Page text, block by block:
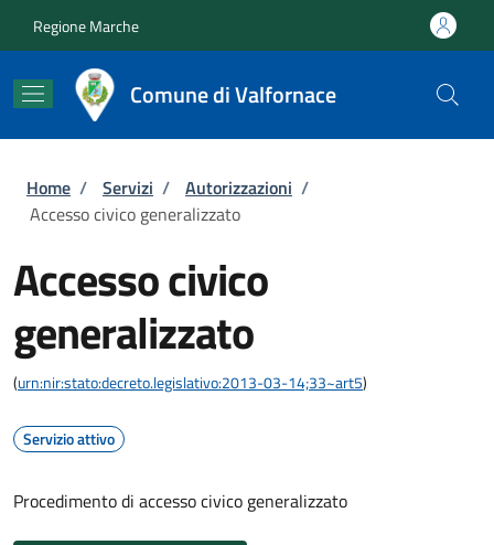
Regione Marche
Comune di Valfornace
Briciole di pane
Home / Servizi / Autorizzazioni /
Accesso civico generalizzato
Accesso civico
generalizzato
(urn:nir:stato:decreto.legislativo:2013-03-14;33~art5)
Servizio attivo
Procedimento di accesso civico generalizzato